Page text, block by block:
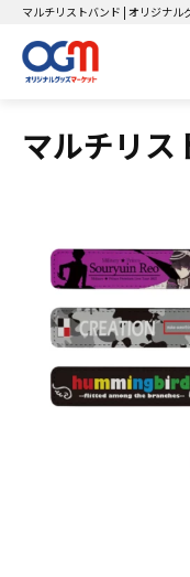
マルチリストバンド | オリジナ
マルチリス